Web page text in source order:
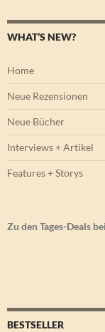
WHAT’S NEW?
Home
Neue Rezensionen
Neue Bücher
Interviews + Artikel
Features + Storys
Zu den Tages-Deals
BESTSELLER